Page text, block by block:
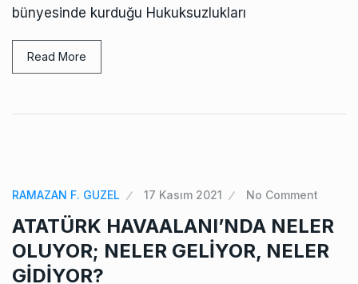
bünyesinde kurduğu Hukuksuzlukları
Read More
RAMAZAN F. GUZEL 17 Kasım 2021 No Comment
ATATÜRK HAVAALANI’NDA NELER
OLUYOR; NELER GELİYOR, NELER
GİDİYOR?